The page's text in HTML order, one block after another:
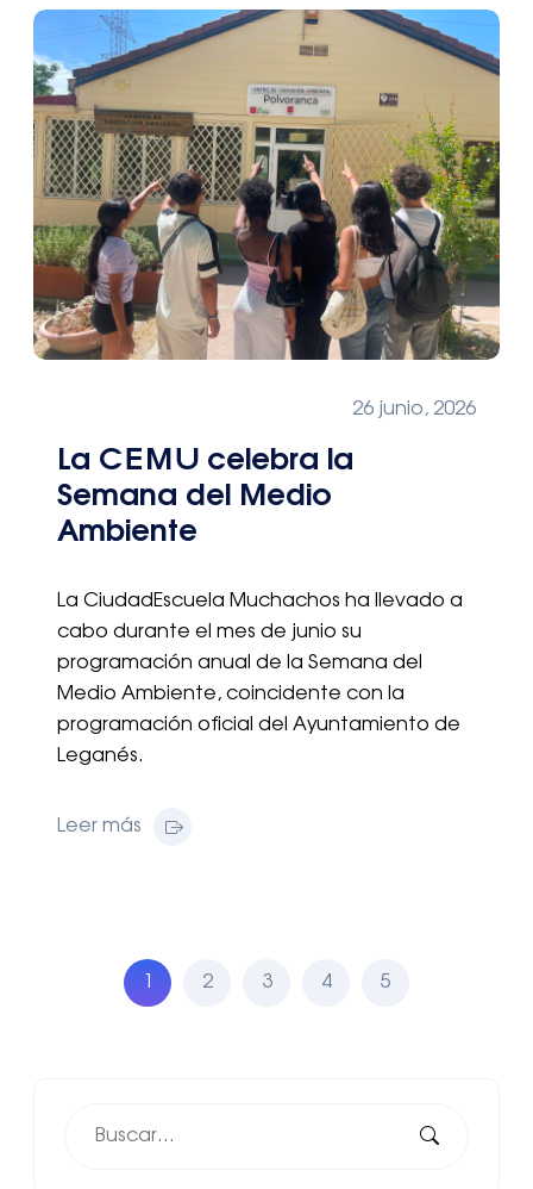
26 junio, 2026
La CEMU celebra la
Semana del Medio
Ambiente
La CiudadEscuela Muchachos ha llevado a
cabo durante el mes de junio su
programación anual de la Semana del
Medio Ambiente, coincidente con la
programación oficial del Ayuntamiento de
Leganés.
Leer más
1 2 3 4 5